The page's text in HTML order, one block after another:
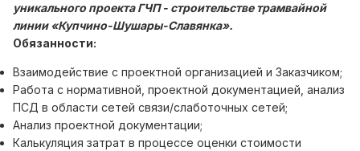
уникального проекта ГЧП - строительстве трамвайной
линии «Купчино-Шушары-Славянка».
Обязанности:
Взаимодействие с проектной организацией и Заказчиком;
Работа с нормативной, проектной документацией, анализ
ПСД в области сетей связи/слаботочных сетей;
Анализ проектной документации;
Калькуляция затрат в процессе оценки стоимости